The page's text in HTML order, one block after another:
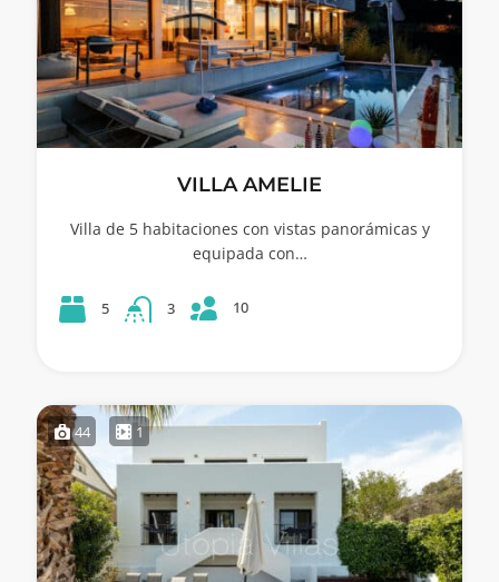
VILLA AMELIE
Villa de 5 habitaciones con vistas panorámicas y
equipada con…
5 3 10
44 1